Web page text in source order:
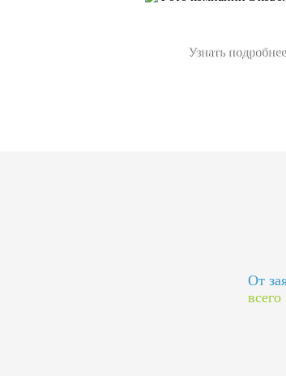
Узнать подробнее
От